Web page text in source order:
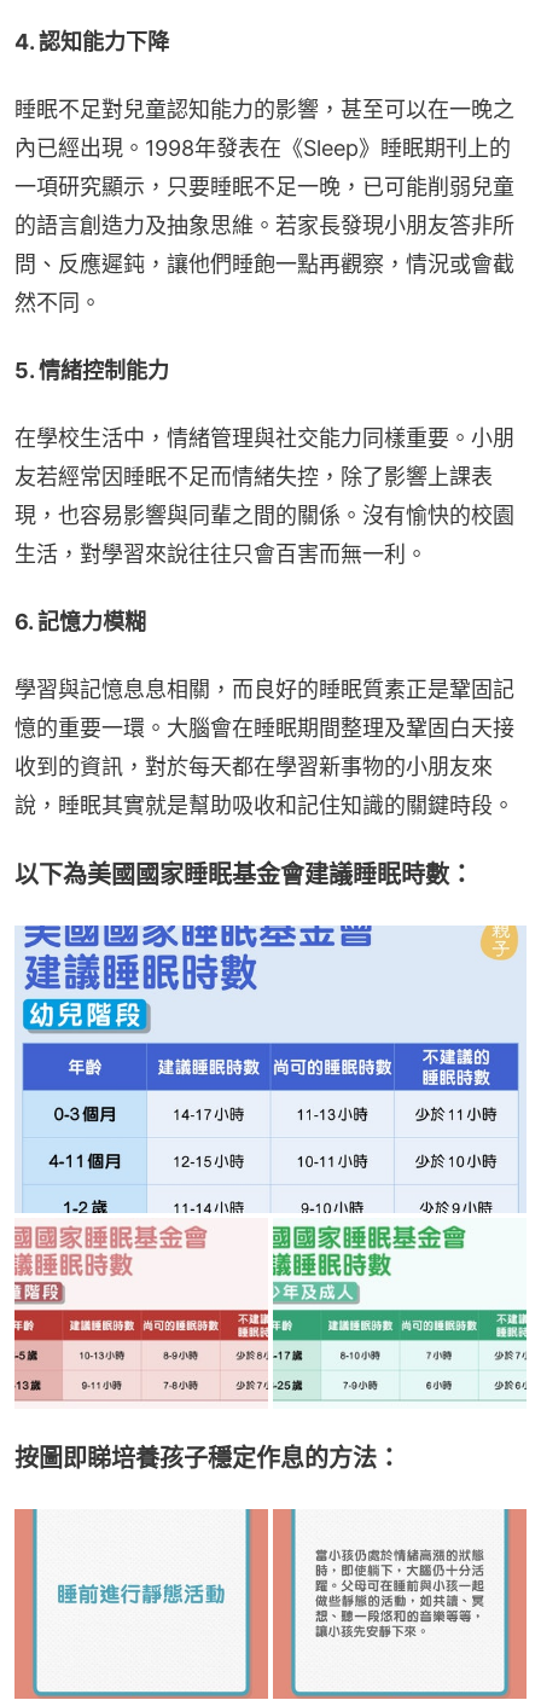
4. 認知能力下降
睡眠不足對兒童認知能力的影響，甚至可以在一晚之
內已經出現。1998年發表在《Sleep》睡眠期刊上的
一項研究顯示，只要睡眠不足一晚，已可能削弱兒童
的語言創造力及抽象思維。若家長發現小朋友答非所
問、反應遲鈍，讓他們睡飽一點再觀察，情況或會截
然不同。
5. 情緒控制能力
在學校生活中，情緒管理與社交能力同樣重要。小朋
友若經常因睡眠不足而情緒失控，除了影響上課表
現，也容易影響與同輩之間的關係。沒有愉快的校園
生活，對學習來說往往只會百害而無一利。
6. 記憶力模糊
學習與記憶息息相關，而良好的睡眠質素正是鞏固記
憶的重要一環。大腦會在睡眠期間整理及鞏固白天接
收到的資訊，對於每天都在學習新事物的小朋友來
說，睡眠其實就是幫助吸收和記住知識的關鍵時段。
以下為美國國家睡眠基金會建議睡眠時數：
按圖即睇培養孩子穩定作息的方法：